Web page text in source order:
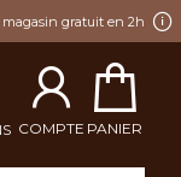
magasin gratuit en 2h
COMPTE PANIER